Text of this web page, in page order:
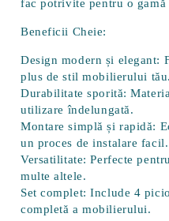
fac potrivite pentru o
Beneficii Cheie:
Design modern și elegant:
plus de stil mobilierului tău.
Durabilitate sporită:
utilizare îndelungată.
Montare simplă și rapidă:
un proces de instalare facil.
Versatilitate: Perfecte
multe altele.
Set complet: Include 4
completă a mobilierului.